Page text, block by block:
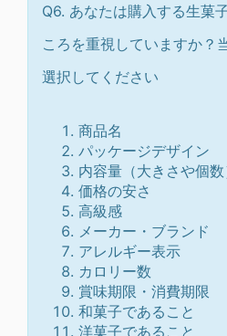
Q6. あなたは購入する生菓
ころを重視していますか？
選択してください
商品名
パッケージデザイン
内容量（大きさや個数
価格の安さ
高級感
メーカー・ブランド
アレルギー表示
カロリー数
賞味期限・消費期限
和菓子であること
洋菓子であること